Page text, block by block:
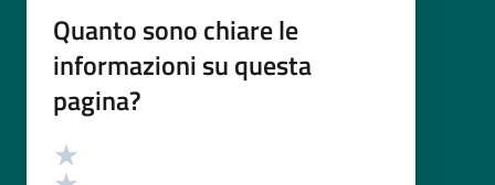
Quanto sono chiare le
informazioni su questa
pagina?
Valutazione